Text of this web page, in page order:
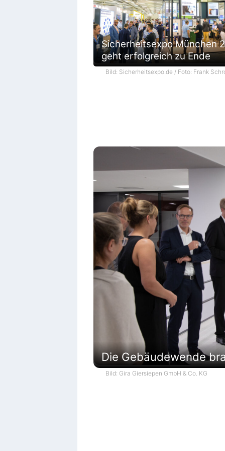
Sicherheitsexpo München
geht erfolgreich zu Ende
Bild: Sicherheitsexpo.de / Foto: Frank
Die Gebäudewende
Bild: Gira Giersiepen GmbH & Co. KG